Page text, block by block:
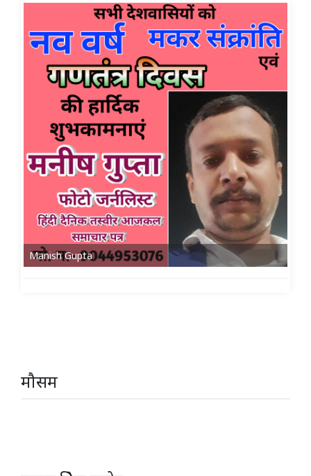
Manish Gupta
मौसम